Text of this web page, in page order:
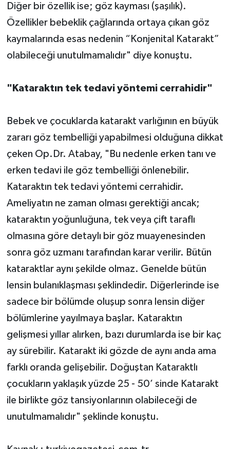
Diğer bir özellik ise; göz kayması (şaşılık).
Özellikler bebeklik çağlarında ortaya çıkan göz
kaymalarında esas nedenin “Konjenital Katarakt”
olabileceği unutulmamalıdır" diye konuştu.
"Kataraktın tek tedavi yöntemi cerrahidir"
Bebek ve çocuklarda katarakt varlığının en büyük
zararı göz tembelliği yapabilmesi olduğuna dikkat
çeken Op.Dr. Atabay, "Bu nedenle erken tanı ve
erken tedavi ile göz tembelliği önlenebilir.
Kataraktın tek tedavi yöntemi cerrahidir.
Ameliyatın ne zaman olması gerektiği ancak;
kataraktın yoğunluğuna, tek veya çift taraflı
olmasına göre detaylı bir göz muayenesinden
sonra göz uzmanı tarafından karar verilir. Bütün
kataraktlar aynı şekilde olmaz. Genelde bütün
lensin bulanıklaşması şeklindedir. Diğerlerinde ise
sadece bir bölümde oluşup sonra lensin diğer
bölümlerine yayılmaya başlar. Kataraktın
gelişmesi yıllar alırken, bazı durumlarda ise bir kaç
ay sürebilir. Katarakt iki gözde de aynı anda ama
farklı oranda gelişebilir. Doğuştan Kataraktlı
çocukların yaklaşık yüzde 25 - 50’ sinde Katarakt
ile birlikte göz tansiyonlarının olabileceği de
unutulmamalıdır" şeklinde konuştu.